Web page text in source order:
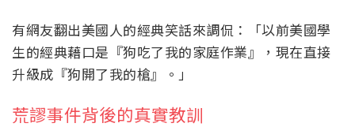
有網友翻出美國人的經典笑話來調侃：「以前美國學
生的經典藉口是『狗吃了我的家庭作業』，現在直接
升級成『狗開了我的槍』。」
荒謬事件背後的真實教訓